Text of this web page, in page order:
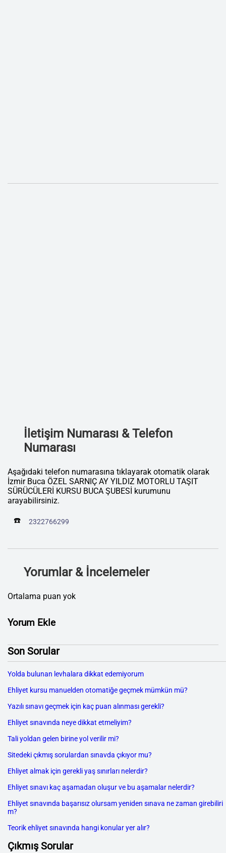
İletişim Numarası & Telefon
Numarası
Aşağıdaki telefon numarasına tıklayarak otomatik olarak
İzmir Buca ÖZEL SARNIÇ AY YILDIZ MOTORLU TAŞIT
SÜRÜCÜLERİ KURSU BUCA ŞUBESİ kurumunu
arayabilirsiniz.
☎️ 2322766299
Yorumlar & İncelemeler
Ortalama puan yok
Yorum Ekle
Son Sorular
Yolda bulunan levhalara dikkat edemiyorum
Ehliyet kursu manuelden otomatiğe geçmek mümkün mü?
Yazılı sınavı geçmek için kaç puan alınması gerekli?
Ehliyet sınavında neye dikkat etmeliyim?
Tali yoldan gelen birine yol verilir mi?
Sitedeki çıkmış sorulardan sınavda çıkıyor mu?
Ehliyet almak için gerekli yaş sınırları nelerdir?
Ehliyet sınavı kaç aşamadan oluşur ve bu aşamalar nelerdir?
Ehliyet sınavında başarısız olursam yeniden sınava ne zaman girebiliri
m?
Teorik ehliyet sınavında hangi konular yer alır?
Çıkmış Sorular